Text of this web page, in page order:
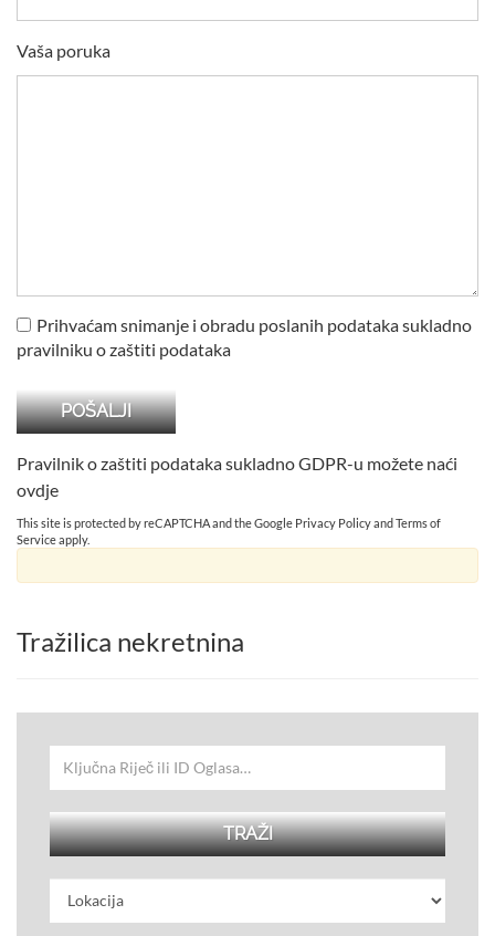
Vaša poruka
Prihvaćam snimanje i obradu poslanih podataka sukladno
pravilniku o zaštiti podataka
Pravilnik o zaštiti podataka sukladno GDPR-u možete naći
ovdje
This site is protected by reCAPTCHA and the Google Privacy Policy andTerms of
Service apply.
Tražilica nekretnina